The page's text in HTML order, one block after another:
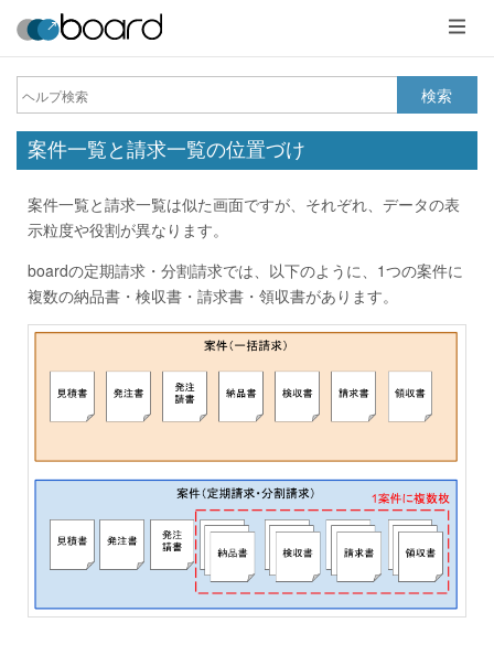
メ
ニ
ュ
ー
検索
案件一覧と請求一覧の位置づけ
案件一覧と請求一覧は似た画面ですが、それぞれ、データの表
示粒度や役割が異なります。
boardの定期請求・分割請求では、以下のように、1つの案件に
複数の納品書・検収書・請求書・領収書があります。